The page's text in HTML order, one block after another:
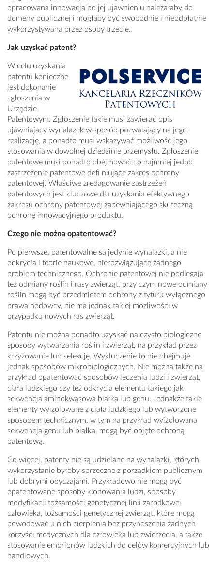
opracowana innowacja po jej ujawnieniu należałaby do
domeny publicznej i mogłaby być swobodnie i nieodpłatnie
wykorzystywana przez osoby trzecie.
Jak uzyskać patent?
W celu uzyskania
patentu konieczne
jest dokonanie
zgłoszenia w
Urzędzie
Patentowym. Zgłoszenie takie musi zawierać opis
ujawniajacy wynalazek w sposób pozwalający na jego
realizację, a ponadto musi wskazywać możliwość jego
stosowania w dowolnej dziedzinie przemysłu. Zgłoszenie
patentowe musi ponadto obejmować co najmniej jedno
zastrzeżenie patentowe defi niujące zakres ochrony
patentowej. Właściwe zredagowanie zastrzeżeń
patentowych jest kluczowe dla uzyskania efektywnego
zakresu ochrony patentowej zapewniającego skuteczną
ochronę innowacyjnego produktu.
Czego nie można opatentować?
Po pierwsze, patentowalne są jedynie wynalazki, a nie
odkrycia i teorie naukowe, nierozwiązujące żadnego
problem technicznego. Ochronie patentowej nie podlegają
też odmiany roślin i rasy zwierząt, przy czym nowe odmiany
roślin mogą być przedmiotem ochrony z tytułu wyłącznego
prawa hodowcy, nie ma jednak takiej możliwości w
przypadku nowych ras zwierząt.
Patentu nie można ponadto uzyskać na czysto biologiczne
sposoby wytwarzania roślin i zwierząt, na przykład przez
krzyżowanie lub selekcję. Wykluczenie to nie obejmuje
jednak sposobów mikrobiologicznych. Nie można także na
przykład opatentować sposobów leczenia ludzi i zwierząt,
ciała ludzkiego czy też odkrycia elementu takiego jak
sekwencja aminokwasowa białka lub genu. Jednakże takie
elementy wyizolowane z ciała ludzkiego lub wytworzone
sposobem technicznym, w tym na przykład wyizolowana
sekwencja genu lub białka, mogą być objęte ochroną
patentową.
Co więcej, patenty nie są udzielane na wynalazki, których
wykorzystanie byłoby sprzeczne z porządkiem publicznym
lub dobrymi obyczajami. Przykładowo nie mogą być
opatentowane sposoby klonowania ludzi, sposoby
modyfikacji tożsamości genetycznej linii zarodkowej
człowieka, tożsamości genetycznej zwierząt, które mogą
powodować u nich cierpienia bez przynoszenia żadnych
korzyści medycznych dla człowieka lub zwierzęcia, a także
stosowanie embrionów ludzkich do celów komercyjnych lub
handlowych.